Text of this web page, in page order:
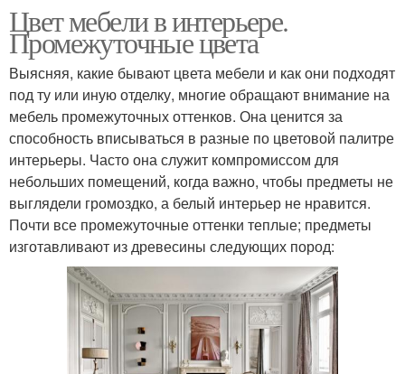
Цвет мебели в интерьере.
Промежуточные цвета
Выясняя, какие бывают цвета мебели и как они подходят
под ту или иную отделку, многие обращают внимание на
мебель промежуточных оттенков. Она ценится за
способность вписываться в разные по цветовой палитре
интерьеры. Часто она служит компромиссом для
небольших помещений, когда важно, чтобы предметы не
выглядели громоздко, а белый интерьер не нравится.
Почти все промежуточные оттенки теплые; предметы
изготавливают из древесины следующих пород: